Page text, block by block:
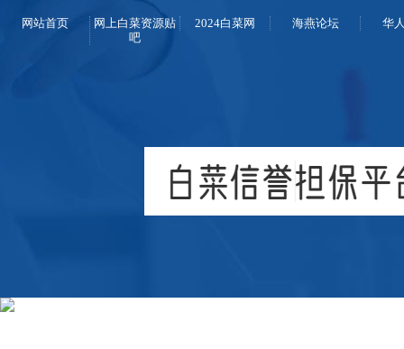
网站首页
网上白菜资源贴
吧
2024白菜网 海燕论坛 华